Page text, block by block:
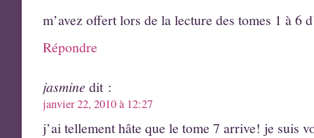
m’avez offert lors de la lecture des tomes 1 à 6
Répondre
jasmine dit :
janvier 22, 2010 à 12:27
j’ai tellement hâte que le tome 7 arrive! je suis